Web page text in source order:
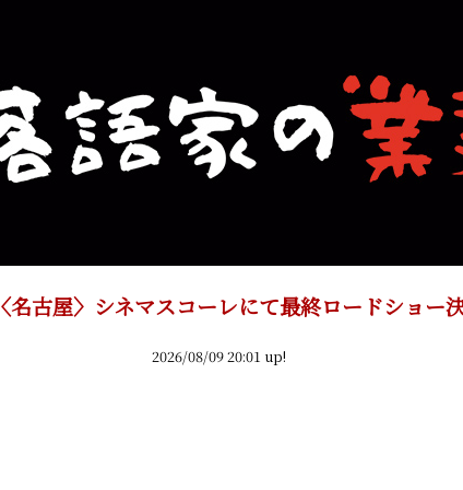
〈名古屋〉シネマスコーレにて最終ロードショー
2026/08/09 20:01 up!